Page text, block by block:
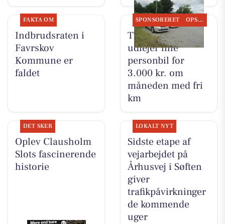
FAKTA OM
Indbrudsraten i
Favrskov
Kommune er
faldet
SPONSORERET OPSLAGSTAVLEN
TT CARS ApS
udlejer lille
personbil for
3.000 kr. om
måneden med fri
km
DET SKER
Oplev Clausholm
Slots fascinerende
historie
LOKALT NYT
Sidste etape af
vejarbejdet på
Århusvej i Søften
giver
trafikpåvirkninger
de kommende
uger